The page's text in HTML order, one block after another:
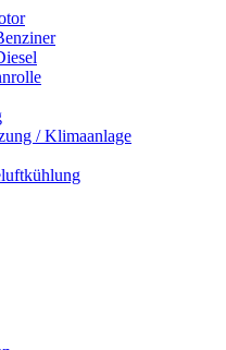
/ Klimaanlage